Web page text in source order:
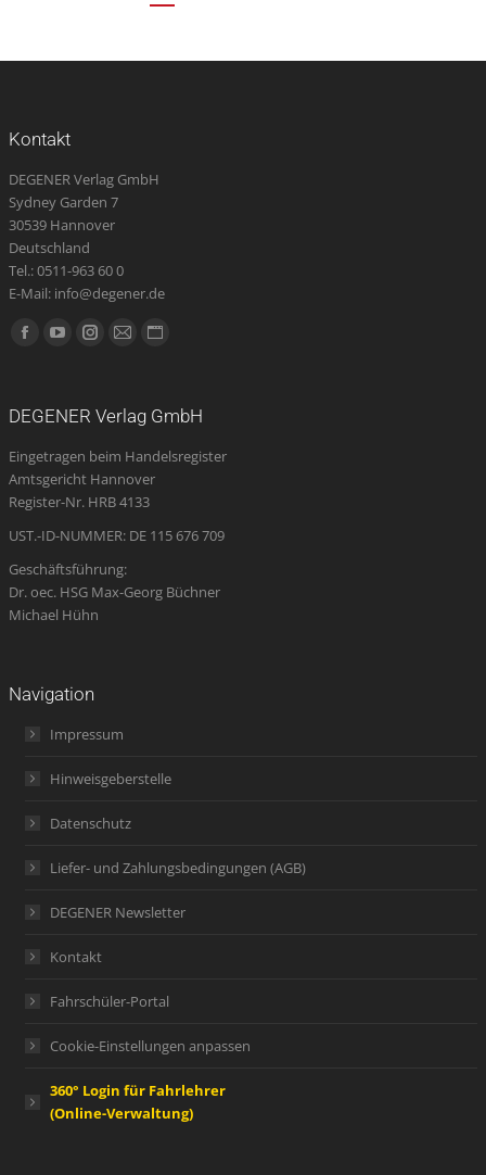
Kontakt
DEGENER Verlag GmbH
Sydney Garden 7
30539 Hannover
Deutschland
Tel.: 0511-963 60 0
E-Mail: info@degener.de
Finden Sie uns auf:
Facebook
in
new
window
YouTube
in
new
window
Instagram
in
new
window
E-
opens
in
new
window
Website
in
new
DEGENER Verlag GmbH
Eingetragen beim Handelsregister
Amtsgericht Hannover
Register-Nr. HRB 4133
UST.-ID-NUMMER: DE 115 676 709
Geschäftsführung:
Dr. oec. HSG Max-Georg Büchner
Michael Hühn
Navigation
Impressum
Hinweisgeberstelle
Datenschutz
Liefer- und Zahlungsbedingungen (AGB)
DEGENER Newsletter
Kontakt
Fahrschüler-Portal
Cookie-Einstellungen anpassen
360° Login für Fahrlehrer
(Online-Verwaltung)